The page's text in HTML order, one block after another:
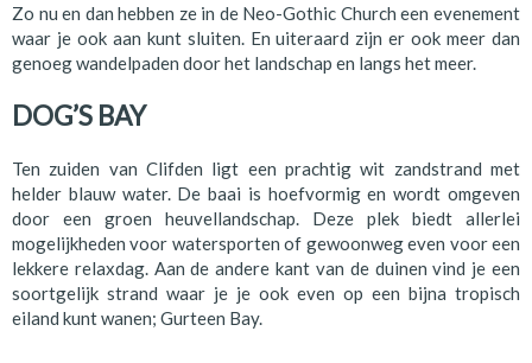
Zo nu en dan hebben ze in de Neo-Gothic Church een evenement
waar je ook aan kunt sluiten. En uiteraard zijn er ook meer dan
genoeg wandelpaden door het landschap en langs het meer.
DOG’S BAY
Ten zuiden van Clifden ligt een prachtig wit zandstrand met
helder blauw water. De baai is hoefvormig en wordt omgeven
door een groen heuvellandschap. Deze plek biedt allerlei
mogelijkheden voor watersporten of gewoonweg even voor een
lekkere relaxdag. Aan de andere kant van de duinen vind je een
soortgelijk strand waar je je ook even op een bijna tropisch
eiland kunt wanen; Gurteen Bay.